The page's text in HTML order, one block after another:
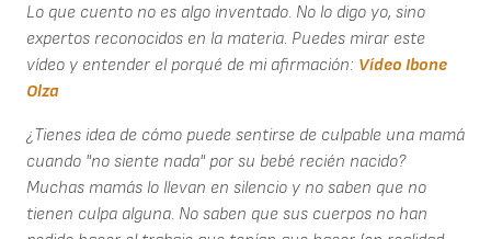
Lo que cuento no es algo inventado. No lo digo yo, sino
expertos reconocidos en la materia. Puedes mirar este
vídeo y entender el porqué de mi afirmación: Vídeo Ibone
Olza
¿Tienes idea de cómo puede sentirse de culpable una mamá
cuando "no siente nada" por su bebé recién nacido?
Muchas mamás lo llevan en silencio y no saben que no
tienen culpa alguna. No saben que sus cuerpos no han